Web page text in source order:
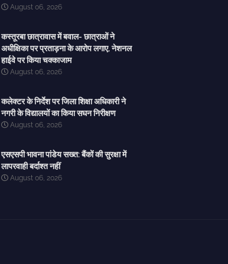
August 06, 2026
कस्तूरबा छात्रावास में बवाल- छात्राओं ने
अधीक्षिका पर प्रताड़ना के आरोप लगाए, नेशनल
हाईवे पर किया चक्काजाम
August 06, 2026
कलेक्टर के निर्देश पर जिला शिक्षा अधिकारी ने
नगरी के विद्यालयों का किया सघन निरीक्षण
August 06, 2026
एसएसपी भावना पांडेय सख्त: बैंकों की सुरक्षा में
लापरवाही बर्दाश्त नहीं
August 06, 2026